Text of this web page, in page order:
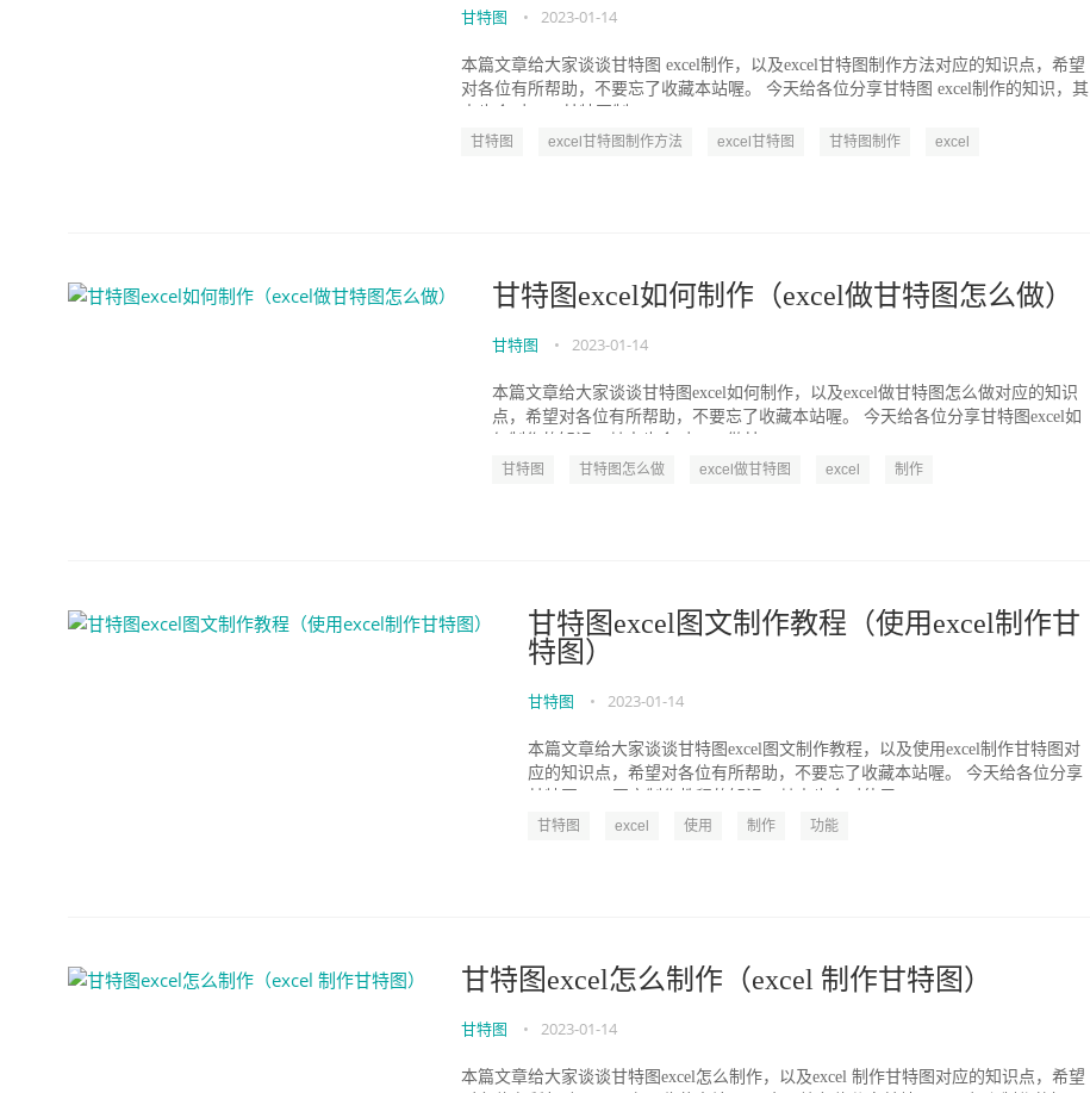
甘特图 • 2023-01-14
本篇文章给大家谈谈甘特图 excel制作，以及excel甘特图制作方法对应的知识点，希望
对各位有所帮助，不要忘了收藏本站喔。 今天给各位分享甘特图 excel制作的知识，其
甘特图 excel甘特图制作方法 excel甘特图 甘特图制作 excel
甘特图excel如何制作（excel做甘特图怎么做）
甘特图 • 2023-01-14
本篇文章给大家谈谈甘特图excel如何制作，以及excel做甘特图怎么做对应的知识
点，希望对各位有所帮助，不要忘了收藏本站喔。 今天给各位分享甘特图excel如
甘特图 甘特图怎么做 excel做甘特图 excel 制作
甘特图excel图文制作教程（使用excel制作甘
特图）
甘特图 • 2023-01-14
本篇文章给大家谈谈甘特图excel图文制作教程，以及使用excel制作甘特图对
应的知识点，希望对各位有所帮助，不要忘了收藏本站喔。 今天给各位分享
甘特图 excel 使用 制作 功能
甘特图excel怎么制作（excel 制作甘特图）
甘特图 • 2023-01-14
本篇文章给大家谈谈甘特图excel怎么制作，以及excel 制作甘特图对应的知识点，希望